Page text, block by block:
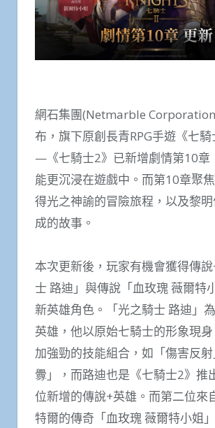
網石集團(Netmarble
布，旗下原創長青RPG手遊《七
—《七騎士2》已新增劇情第10章
能更沉浸在遊戲中。而第10章聚
得光之神諭的冒險旅程，以及黎
成的故事。
本次更新後，玩家有機會獲得傳
士 路迪」與傳說「血玫瑰 薇爾特
新英雄角色。「光之騎士 路迪」
英雄，他以原始七騎士的形象現
加強勁的技能組合，如「傷害反
釁」，而路迪也是《七騎士2》推
位新增的傳說+英雄。而第二位來
特爾的傳奇「血玫瑰 薇爾特小姐